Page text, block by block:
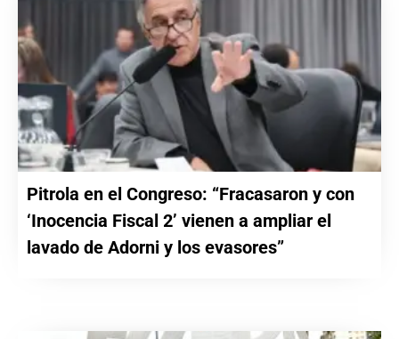
Pitrola en el Congreso: “Fracasaron y con
‘Inocencia Fiscal 2’ vienen a ampliar el
lavado de Adorni y los evasores”